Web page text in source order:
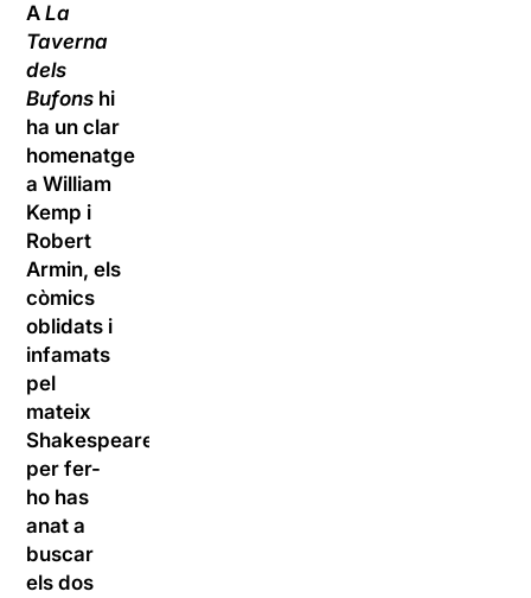
ALa
Taverna
dels
Bufons hi
ha un clar
homenatge
a William
Kemp i
Robert
Armin, els
còmics
oblidats i
infamats
pel
mateix
Shakespeare,
per fer-
ho has
anat a
buscar
els dos